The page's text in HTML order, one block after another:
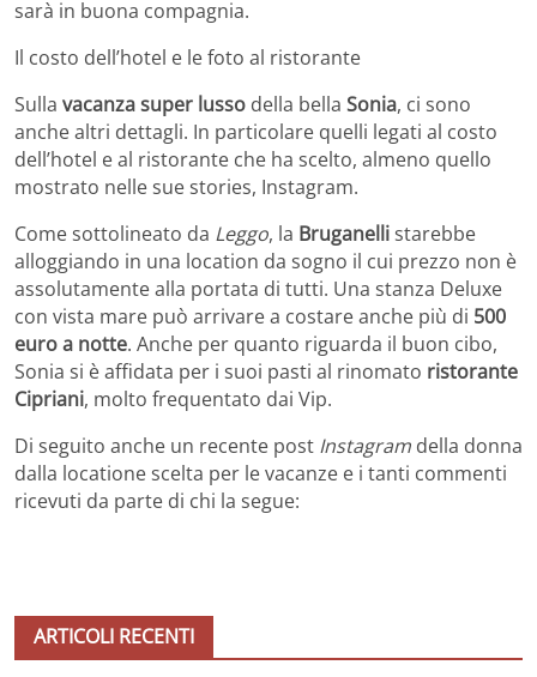
sarà in buona compagnia.
Il costo dell’hotel e le foto al ristorante
Sulla vacanza super lusso della bella Sonia, ci sono
anche altri dettagli. In particolare quelli legati al costo
dell’hotel e al ristorante che ha scelto, almeno quello
mostrato nelle sue stories, Instagram.
Come sottolineato da Leggo, la Bruganellistarebbe
alloggiando in una location da sogno il cui prezzo non è
assolutamente alla portata di tutti. Una stanza Deluxe
con vista mare può arrivare a costare anche più di 500
euro a notte. Anche per quanto riguarda il buon cibo,
Sonia si è affidata per i suoi pasti al rinomato ristorante
Cipriani, molto frequentato dai Vip.
Di seguito anche un recente post Instagram della donna
dalla locatione scelta per le vacanze e i tanti commenti
ricevuti da parte di chi la segue:
ARTICOLI RECENTI